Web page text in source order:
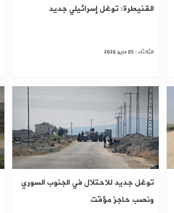
القنيطرة: توغل إسرائيلي جديد
الثلاثاء : 05 مايو 2026
توغل جديد للاحتلال في الجنوب السوري
ونصب حاجز مؤقت